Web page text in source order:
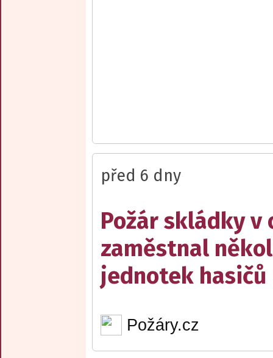
před 6 dny
Požár skládky v
zaměstnal
jednotek hasičů
Požáry.cz